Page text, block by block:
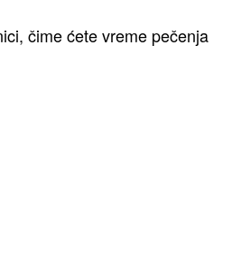
čime ćete vreme pečenja